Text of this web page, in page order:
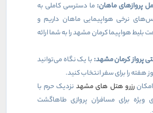
پروازهای ماهان: ما دسترسی کاملی به
نرخی هواپیمایی ماهان داریم و
بلیط هواپیما کرمان مشهد را به شما ارائه
پرواز کرمان مشهد: با یک نگاه می‌توانید
هفته را برای سفر انتخاب کنید.
امکانرزرو هتل های مشهدنزدیک حرم با
ویژه برای مسافران پروازی طاهاگشت